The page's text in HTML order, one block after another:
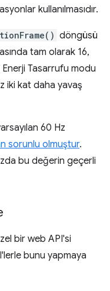
kullanılmasıdır.
döngüsü
tam olarak 16,
Enerji Tasarrufu modu
iki kat daha yavaş
60 Hz
sorunlu olmuştur.
bu değerin geçerli
bir web API'si
bunu yapmaya